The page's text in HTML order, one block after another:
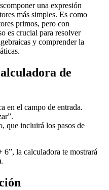
una expresión
más simples. Es como
primos, pero con
es crucial para resolver
y comprender la
de
en el campo de entrada.
que incluirá los pasos de
la calculadora te mostrará